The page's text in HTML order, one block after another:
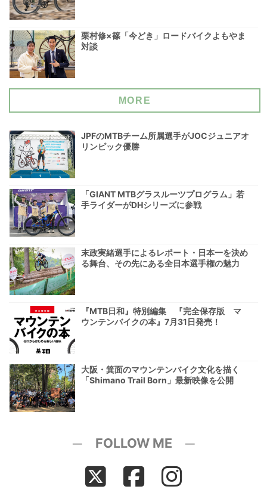
栗村修×篠「今どき」ロードバイクよもやま
対談
MORE
JPFのMTBチーム所属選手がJOCジュニアオ
リンピック優勝
「GIANT MTBグラスルーツプログラム」若
手ライダーがDHシリーズに参戦
末政実緒選手によるレポート・日本一を決め
る舞台、その先にある全日本選手権の魅力
『MTB日和』特別編集 『完全保存版 マ
ウンテンバイクの本』7月31日発売！
大阪・箕面のマウンテンバイク文化を描く
「Shimano Trail Born」最新映像を公開
─ FOLLOW ME ─